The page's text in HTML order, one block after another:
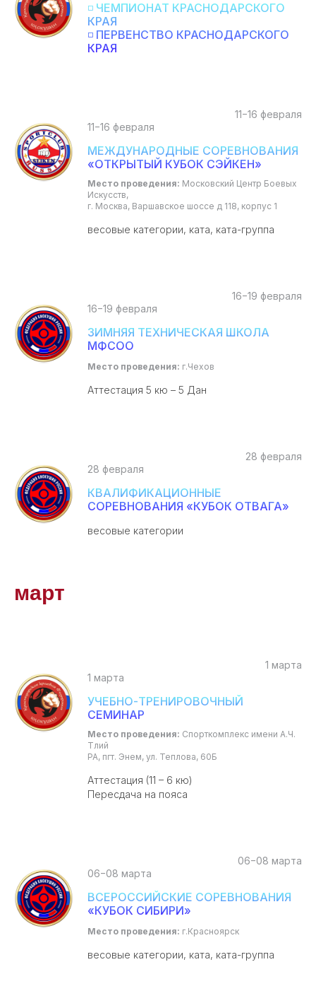
◽ ЧЕМПИОНАТ КРАСНОДАРСКОГО
КРАЯ
◽ ПЕРВЕНСТВО КРАСНОДАРСКОГО
КРАЯ
11−16 февраля
11−16 февраля
МЕЖДУНАРОДНЫЕ СОРЕВНОВАНИЯ
«ОТКРЫТЫЙ КУБОК СЭЙКЕН»
Место проведения: Московский Центр Боевых
Искусств,
г. Москва, Варшавское шоссе д 118, корпус 1
весовые категории, ката, ката-группа
16−19 февраля
16−19 февраля
ЗИМНЯЯ ТЕХНИЧЕСКАЯ ШКОЛА
МФСОО
Место проведения: г.Чехов
Аттестация 5 кю – 5 Дан
28 февраля
28 февраля
КВАЛИФИКАЦИОННЫЕ
СОРЕВНОВАНИЯ «КУБОК ОТВАГА»
весовые категории
март
1 марта
1 марта
УЧЕБНО-ТРЕНИРОВОЧНЫЙ
СЕМИНАР
Место проведения: Спорткомплекс имени А.Ч.
Тлий
РА, пгт. Энем, ул. Теплова, 60Б
Аттестация (11 – 6 кю)
Пересдача на пояса
06−08 марта
06−08 марта
ВСЕРОССИЙСКИЕ СОРЕВНОВАНИЯ
«КУБОК СИБИРИ»
Место проведения: г.Красноярск
весовые категории, ката, ката-группа